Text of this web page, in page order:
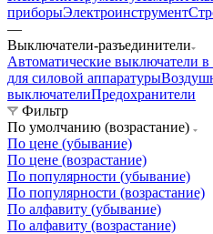
приборыЭлектроинструмент
—
Выключатели-разъединители
Автоматические выключатели в
для силовой аппаратуры
выключателиПредохранители
Фильтр
По умолчанию (возрастание)
По цене (убывание)
По цене (возрастание)
По популярности (убывание)
По популярности (возрастание)
По алфавиту (убывание)
По алфавиту (возрастание)